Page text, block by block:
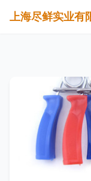
上海尽鲜实业有